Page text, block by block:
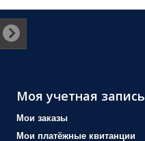
Моя учетная запись
Мои заказы
Мои платёжные квитанции